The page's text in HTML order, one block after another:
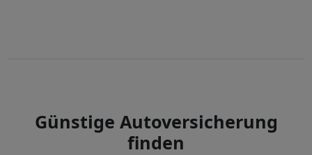
Günstige Autoversicherung
finden